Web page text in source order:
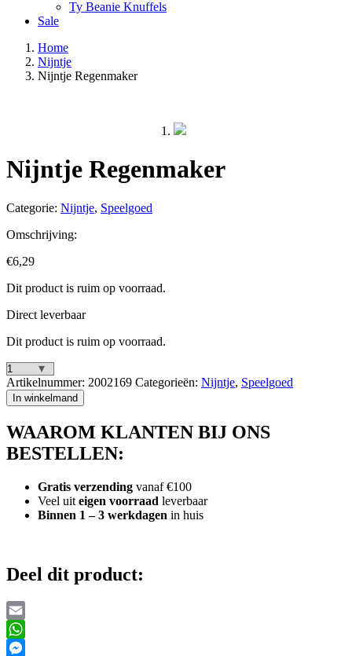
Ty Beanie Knuffels
Sale
Home
Nijntje
Nijntje Regenmaker
Nijntje Regenmaker
Categorie: Nijntje, Speelgoed
Omschrijving:
€6,29
Dit product is ruim op voorraad.
Direct leverbaar
Dit product is ruim op voorraad.
Nijntje
Regenmaker
aantal
Artikelnummer: 2002169 Categorieën: Nijntje, Speelgoed
In winkelmand
WAAROM KLANTEN BIJ ONS
BESTELLEN:
Gratis verzending vanaf €100
Veel uit eigen voorraad leverbaar
Binnen 1 – 3 werkdagen in huis
Deel dit product:
Email
WhatsApp